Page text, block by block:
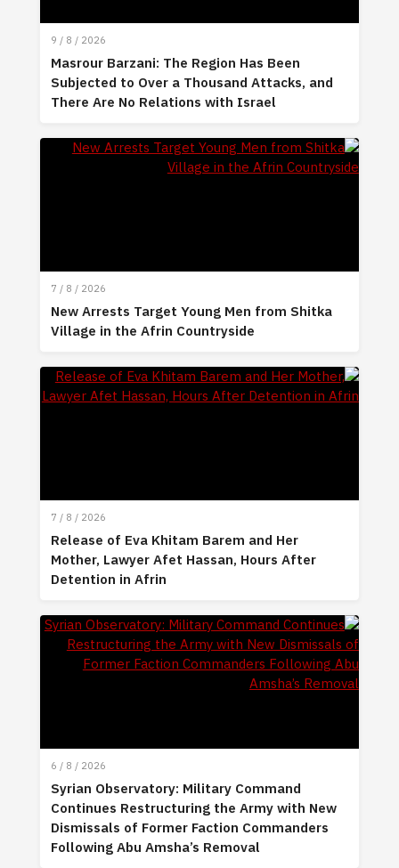
9 / 8 / 2026
Masrour Barzani: The Region Has Been
Subjected to Over a Thousand Attacks, and
There Are No Relations with Israel
7 / 8 / 2026
New Arrests Target Young Men from Shitka
Village in the Afrin Countryside
7 / 8 / 2026
Release of Eva Khitam Barem and Her
Mother, Lawyer Afet Hassan, Hours After
Detention in Afrin
6 / 8 / 2026
Syrian Observatory: Military Command
Continues Restructuring the Army with New
Dismissals of Former Faction Commanders
Following Abu Amsha’s Removal